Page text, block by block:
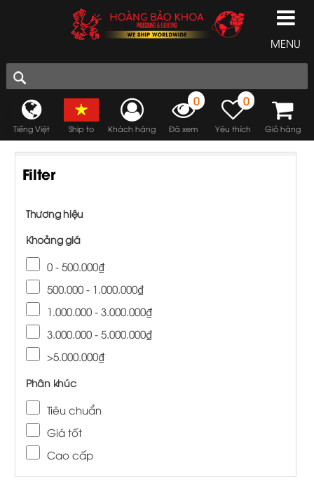
MENU
Tiếng Việt Ship to Khách hàng
0
Đã xem
0
Yêu thích Giỏ hàng
Filter
Thương hiệu
Khoảng giá
0 - 500.000₫
500.000 - 1.000.000₫
1.000.000 - 3.000.000₫
3.000.000 - 5.000.000₫
>5.000.000₫
Phân khúc
Tiêu chuẩn
Giá tốt
Cao cấp